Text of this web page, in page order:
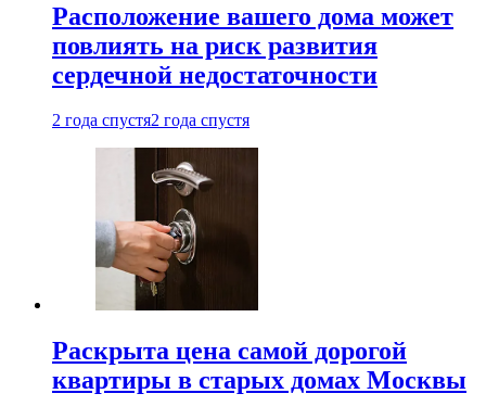
Расположение вашего дома может
повлиять на риск развития
сердечной недостаточности
2 года спустя2 года спустя
Раскрыта цена самой дорогой
квартиры в старых домах Москвы